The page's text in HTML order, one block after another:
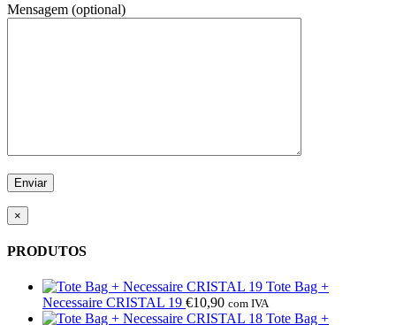
Mensagem (optional)
×
PRODUTOS
Tote Bag +
Necessaire CRISTAL 19 €10,90 com IVA
Tote Bag +